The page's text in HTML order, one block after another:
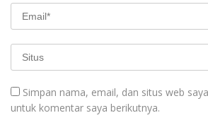
Simpan nama, email, dan situs web
untuk komentar saya berikutnya.